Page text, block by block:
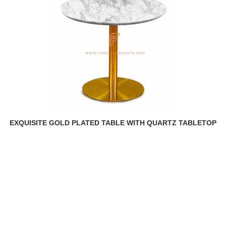
EXQUISITE GOLD PLATED TABLE WITH QUARTZ TABLETOP